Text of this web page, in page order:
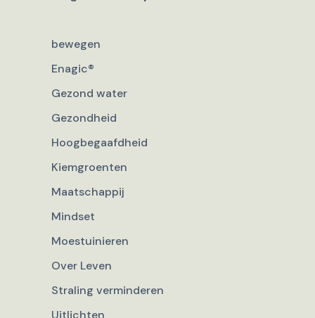
bewegen
Enagic®
Gezond water
Gezondheid
Hoogbegaafdheid
Kiemgroenten
Maatschappij
Mindset
Moestuinieren
Over Leven
Straling verminderen
Uitlichten